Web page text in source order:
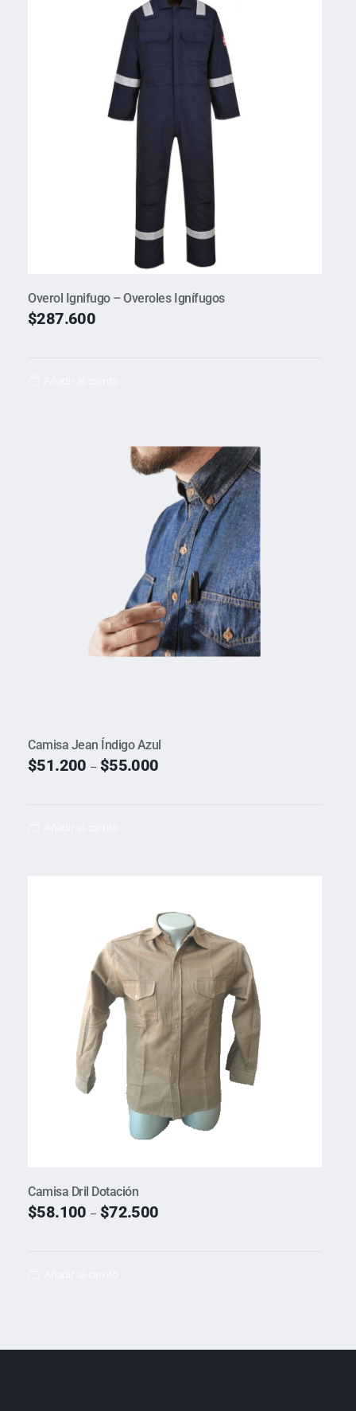
Overol Ignifugo – Overoles Ignífugos
$287.600
Camisa Jean Índigo Azul
$51.200 – $55.000
Camisa Dril Dotación
$58.100 – $72.500